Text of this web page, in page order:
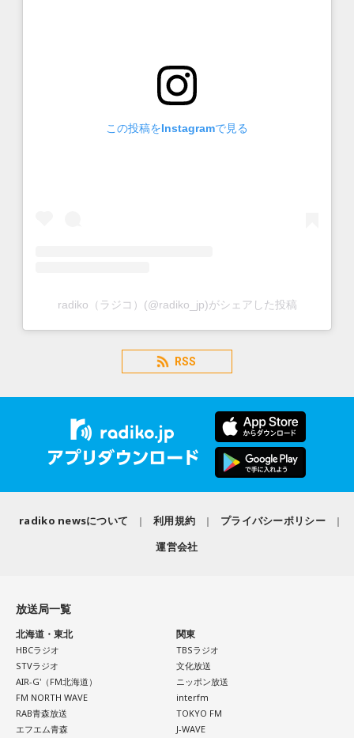
この投稿をInstagramで見る
radiko（ラジコ）(@radiko_jp)がシェアした投稿
RSS
radiko newsについて 利用規約
プライバシーポリシー
運営会社
放送局一覧
北海道・東北
HBCラジオ
STVラジオ
AIR-G'（FM北海道）
FM NORTH WAVE
RAB青森放送
エフエム青森
関東
TBSラジオ
文化放送
ニッポン放送
interfm
TOKYO FM
J-WAVE